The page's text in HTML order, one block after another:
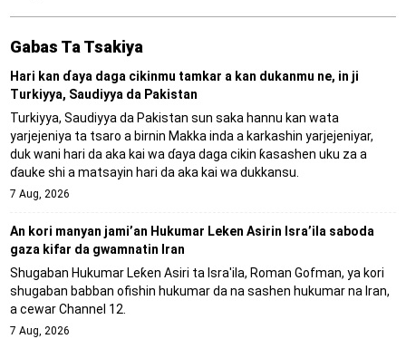
Gabas Ta Tsakiya
Hari kan ɗaya daga cikinmu tamkar a kan dukanmu ne, in ji
Turkiyya, Saudiyya da Pakistan
Turkiyya, Saudiyya da Pakistan sun saka hannu kan wata
yarjejeniya ta tsaro a birnin Makka inda a karkashin yarjejeniyar,
duk wani hari da aka kai wa ɗaya daga cikin ƙasashen uku za a
ɗauke shi a matsayin hari da aka kai wa dukkansu.
7 Aug, 2026
An kori manyan jami’an Hukumar Leken Asirin Isra’ila saboda
gaza kifar da gwamnatin Iran
Shugaban Hukumar Leƙen Asiri ta Isra'ila, Roman Gofman, ya kori
shugaban babban ofishin hukumar da na sashen hukumar na Iran,
a cewar Channel 12.
7 Aug, 2026